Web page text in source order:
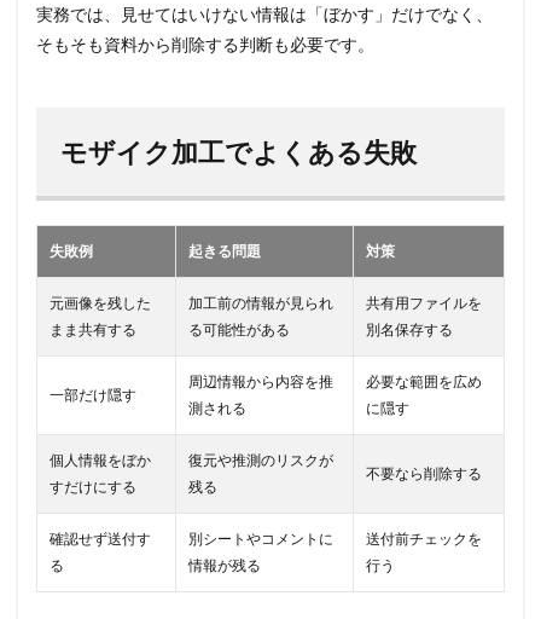
実務では、見せてはいけない情報は「ぼかす」だけでなく、
そもそも資料から削除する判断も必要です。
モザイク加工でよくある失敗
失敗例 起きる問題 対策
元画像を残した
まま共有する
加工前の情報が見られ
る可能性がある
共有用ファイルを
別名保存する
一部だけ隠す
周辺情報から内容を推
測される
必要な範囲を広め
に隠す
個人情報をぼか
すだけにする
復元や推測のリスクが
残る
不要なら削除する
確認せず送付す
る
別シートやコメントに
情報が残る
送付前チェックを
行う